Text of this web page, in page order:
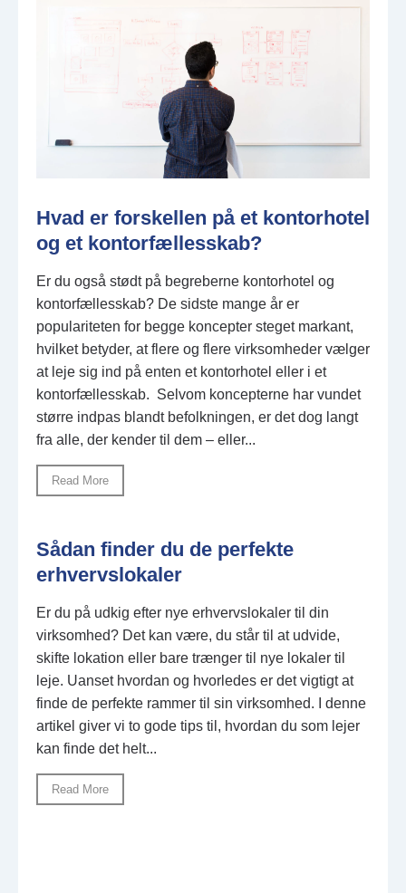
Hvad er forskellen på et kontorhotel
og et kontorfællesskab?
Er du også stødt på begreberne kontorhotel og
kontorfællesskab? De sidste mange år er
populariteten for begge koncepter steget markant,
hvilket betyder, at flere og flere virksomheder vælger
at leje sig ind på enten et kontorhotel eller i et
kontorfællesskab. Selvom koncepterne har vundet
større indpas blandt befolkningen, er det dog langt
fra alle, der kender til dem – eller...
Read More
Sådan finder du de perfekte
erhvervslokaler
Er du på udkig efter nye erhvervslokaler til din
virksomhed? Det kan være, du står til at udvide,
skifte lokation eller bare trænger til nye lokaler til
leje. Uanset hvordan og hvorledes er det vigtigt at
finde de perfekte rammer til sin virksomhed. I denne
artikel giver vi to gode tips til, hvordan du som lejer
kan finde det helt...
Read More